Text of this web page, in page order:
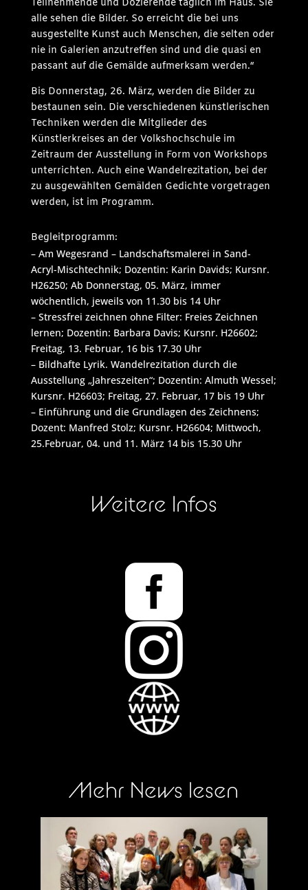
Teilnehmende und Dozierende täglich im Haus. Sie
alle sehen die Bilder. So erreicht die bei uns
ausgestellte Kunst auch Menschen, die selten oder
nie in Galerien anzutreffen sind und die quasi en
passant auf die Gemälde aufmerksam werden.“
Bis Donnerstag, 26. März, werden die Bilder zu
bestaunen sein. Die verschiedenen künstlerischen
Techniken werden die Mitglieder des
Künstlerkreises an der Volkshochschule im
Zeitraum der Ausstellung in Form von Workshops
unterrichten. Auch eine Wandelrezitation, bei der
zu ausgewählten Gemälden Gedichte vorgetragen
werden, ist im Programm.
Begleitprogramm:
– Am Wegesrand – Landschaftsmalerei in Sand-
Acryl-Mischtechnik; Dozentin: Karin Davids; Kursnr.
H26250; Ab Donnerstag, 05. März, immer
wöchentlich, jeweils von 11.30 bis 14 Uhr
– Stressfrei zeichnen ohne Filter: Freies Zeichnen
lernen; Dozentin: Barbara Davis; Kursnr. H26602;
Freitag, 13. Februar, 16bis 17.30 Uhr
– Bildhafte Lyrik. Wandelrezitation durch die
Ausstellung „Jahreszeiten“; Dozentin: Almuth Wessel;
Kursnr. H26603; Freitag, 27. Februar, 17bis 19 Uhr
– Einführung und die Grundlagen des Zeichnens;
Dozent: Manfred Stolz; Kursnr. H26604; Mittwoch,
25.Februar, 04. und 11. März 14 bis 15.30 Uhr
Weitere Infos


Mehr News lesen